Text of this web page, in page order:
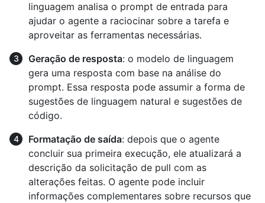
linguagem analisa o prompt de entrada para
ajudar o agente a raciocinar sobre a tarefa e
aproveitar as ferramentas necessárias.
Geração de resposta: o modelo de linguagem
gera uma resposta com base na análise do
prompt. Essa resposta pode assumir a forma de
sugestões de linguagem natural e sugestões de
código.
Formatação de saída: depois que o agente
concluir sua primeira execução, ele atualizará a
descrição da solicitação de pull com as
alterações feitas. O agente pode incluir
informações complementares sobre recursos que